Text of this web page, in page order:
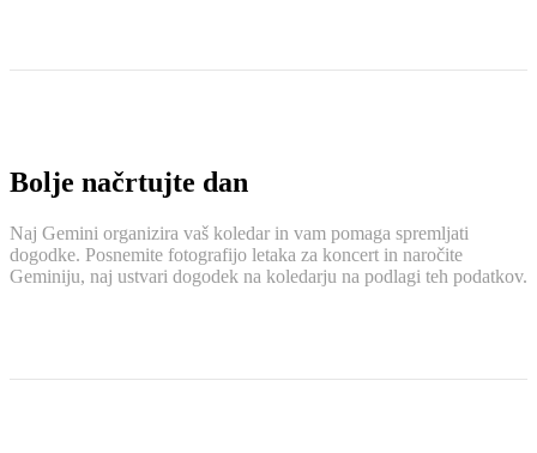
Bolje načrtujte dan
Naj Gemini organizira vaš koledar in vam pomaga spremljati
dogodke. Posnemite fotografijo letaka za koncert in naročite
Geminiju, naj ustvari dogodek na koledarju na podlagi teh podatkov.